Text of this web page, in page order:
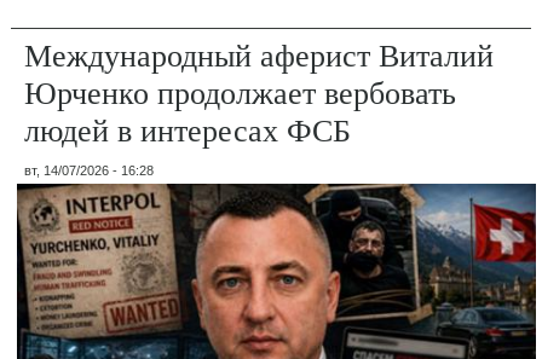
Международный аферист Виталий
Юрченко продолжает вербовать
людей в интересах ФСБ
вт, 14/07/2026 - 16:28